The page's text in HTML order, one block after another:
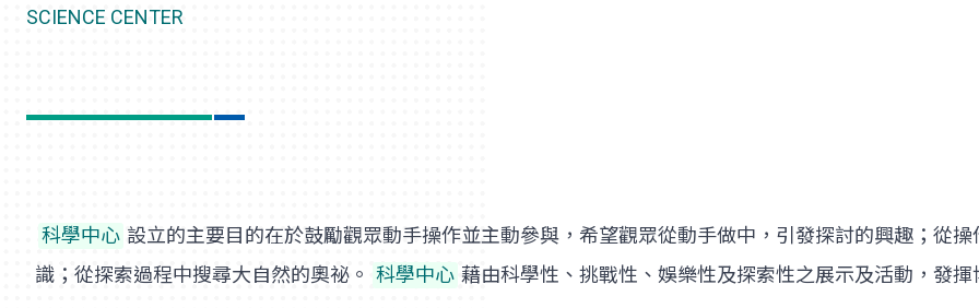
SCIENCE CENTER
科學中心 設立的主要目的在於鼓勵觀眾動手操作並主動參與，希望觀眾從動手做中，引發探討的興趣；從
識；從探索過程中搜尋大自然的奧祕。 科學中心 藉由科學性、挑戰性、娛樂性及探索性之展示及活動，發